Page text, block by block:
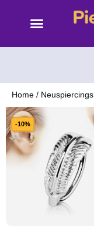
Home / Neuspiercings
-10%